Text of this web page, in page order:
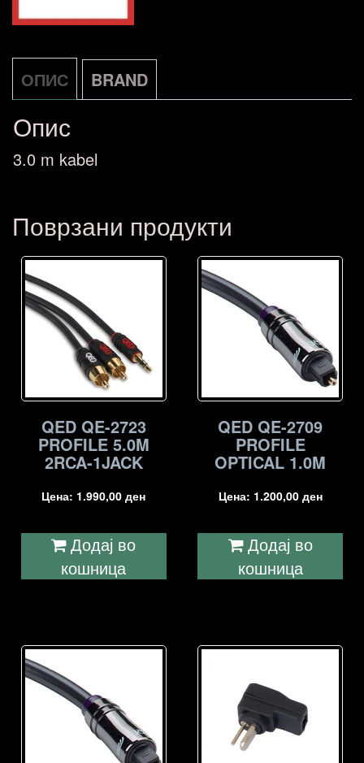
ОПИС BRAND
Опис
3.0 m kabel
Поврзани продукти
QED QE-2723
PROFILE 5.0M
2RCA-1JACK
Цена: 1.990,00ден
Додај во
кошница
QED QE-2709
PROFILE
OPTICAL 1.0M
Цена: 1.200,00 ден
Додај во
кошница